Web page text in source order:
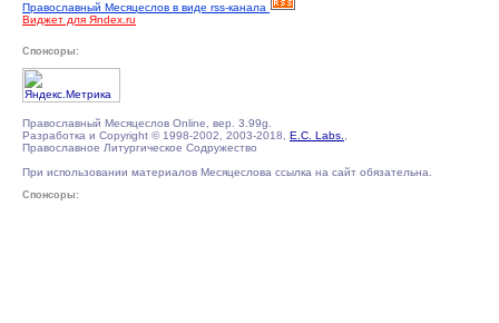
Православный Месяцеслов в виде rss-канала
Виджет для Яndex.ru
Спонсоры:
Православный Месяцеслов Online, вер. 3.99g.
Разработка и Copyright © 1998-2002, 2003-2018, E.C. Labs.
Православное Литургическое Содружество
При использовании материалов Месяцеслова ссылка на сайт обязательна.
Спонсоры: